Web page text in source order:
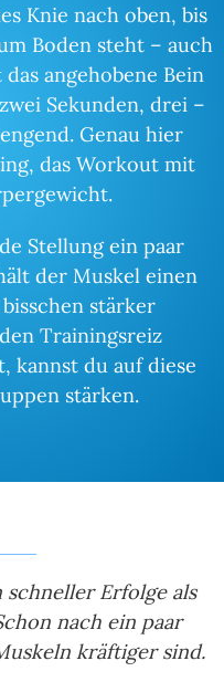
Knie nach oben, bis
Boden steht – auch
angehobene Bein
Sekunden, drei –
Genau hier
das Workout mit
Stellung ein paar
der Muskel einen
stärker
Trainingsreiz
kannst du auf diese
stärken.
Erfolge als
nach ein paar
kräftiger sind.